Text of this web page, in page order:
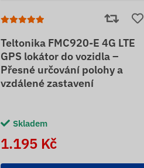
Teltonika FMC920-E 4G LTE
GPS lokátor do vozidla –
Přesné určování polohy a
vzdálené zastavení
Skladem
1.195 Kč